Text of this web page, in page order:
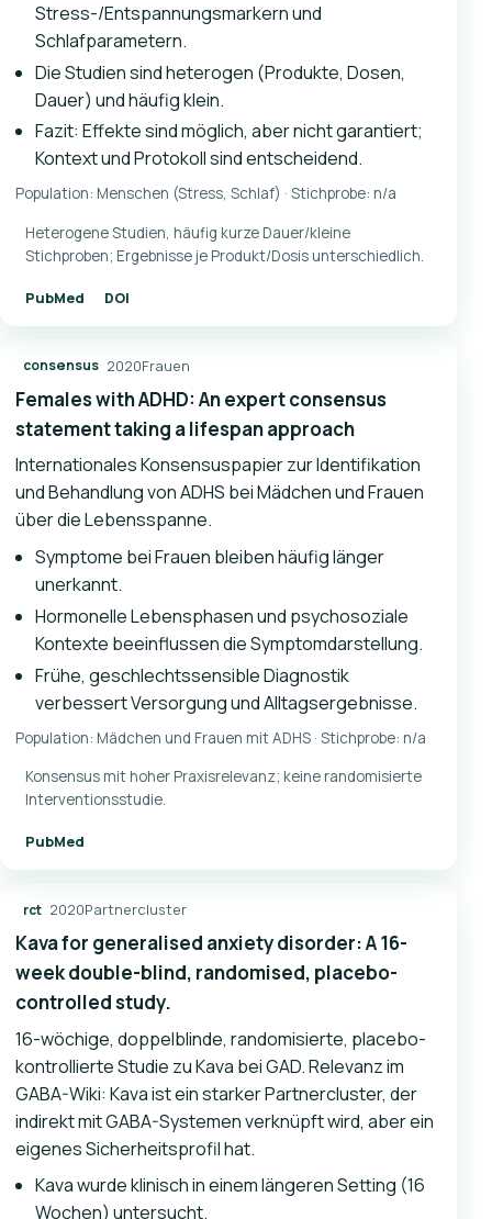
Stress-/Entspannungsmarkern und
Schlafparametern.
Die Studien sind heterogen (Produkte, Dosen,
Dauer) und häufig klein.
Fazit: Effekte sind möglich, aber nicht garantiert;
Kontext und Protokoll sind entscheidend.
Population: Menschen (Stress, Schlaf) · Stichprobe: n/a
Heterogene Studien, häufig kurze Dauer/kleine
Stichproben; Ergebnisse je Produkt/Dosis unterschiedlich.
PubMed DOI
consensus 2020Frauen
Females with ADHD: An expert consensus
statement taking a lifespan approach
Internationales Konsensuspapier zur Identifikation
und Behandlung von ADHS bei Mädchen und Frauen
über die Lebensspanne.
Symptome bei Frauen bleiben häufig länger
unerkannt.
Hormonelle Lebensphasen und psychosoziale
Kontexte beeinflussen die Symptomdarstellung.
Frühe, geschlechtssensible Diagnostik
verbessert Versorgung und Alltagsergebnisse.
Population: Mädchen und Frauen mit ADHS · Stichprobe: n/a
Konsensus mit hoher Praxisrelevanz; keine randomisierte
Interventionsstudie.
PubMed
rct 2020Partnercluster
Kava for generalised anxiety disorder: A 16-
week double-blind, randomised, placebo-
controlled study.
16-wöchige, doppelblinde, randomisierte, placebo-
kontrollierte Studie zu Kava bei GAD. Relevanz im
GABA-Wiki: Kava ist ein starker Partnercluster, der
indirekt mit GABA-Systemen verknüpft wird, aber ein
eigenes Sicherheitsprofil hat.
Kava wurde klinisch in einem längeren Setting (16
Wochen) untersucht.